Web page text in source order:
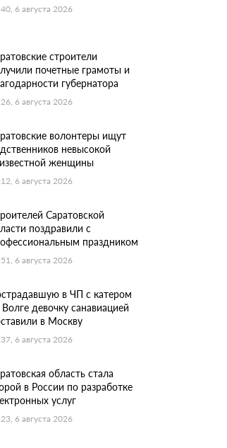
6 августа 2026
строители
почетные грамоты и
губернатора
6 августа 2026
волонтеры ищут
невысокой
женщины
6 августа 2026
Саратовской
поздравили с
праздником
6 августа 2026
в ЧП с катером
Волге девочку санавиацией
в Москву
6 августа 2026
область стала
в России по разработке
услуг
6 августа 2026